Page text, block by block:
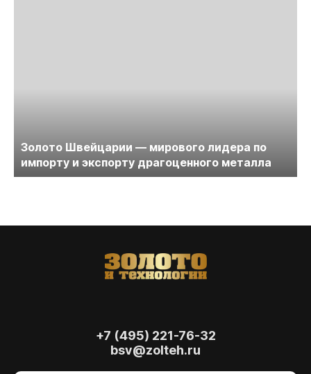
Золото Швейцарии — мирового лидера по
импорту и экспорту драгоценного металла
+7 (495) 221-76-32
bsv@zolteh.ru